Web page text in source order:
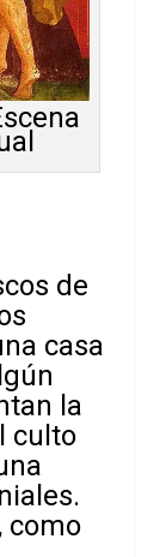
de
casa
la
culto
como